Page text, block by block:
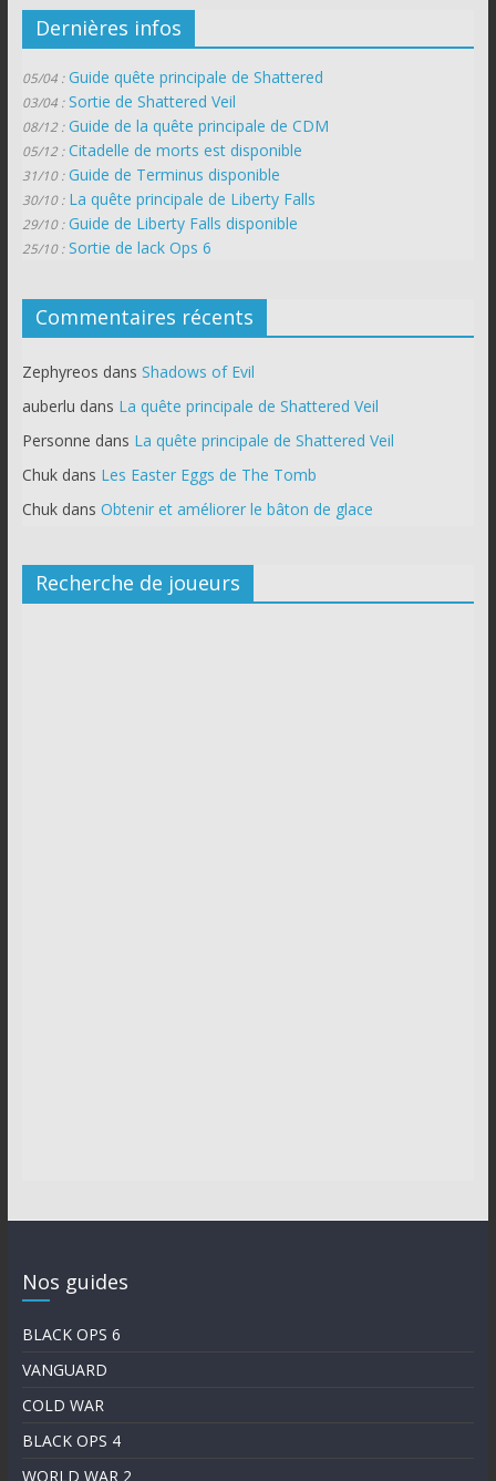
Dernières infos
05/04 : Guide quête principale de Shattered
03/04 : Sortie de Shattered Veil
08/12 : Guide de la quête principale de CDM
05/12 : Citadelle de morts est disponible
31/10 : Guide de Terminus disponible
30/10 : La quête principale de Liberty Falls
29/10 : Guide de Liberty Falls disponible
25/10 : Sortie de lack Ops 6
Commentaires récents
Zephyreos dans Shadows of Evil
auberlu dans La quête principale de Shattered Veil
Personne dans La quête principale de Shattered Veil
Chukdans Les Easter Eggs de The Tomb
Chukdans Obtenir et améliorer le bâton de glace
Recherche de joueurs
Nos guides
BLACK OPS 6
VANGUARD
COLD WAR
BLACK OPS 4
WORLD WAR 2